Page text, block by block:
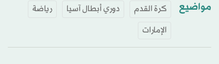
مواضيع كرة القدم دوري أبطال آسيا
رياضة
الإمارات